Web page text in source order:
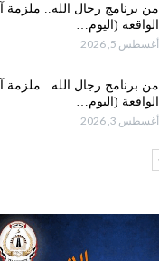
من برنامج رجال الله..
الواقعة (اليوم…
أغسطس 5, 2026
من برنامج رجال الله..
الواقعة (اليوم…
أغسطس 3, 2026